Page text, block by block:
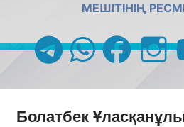
МЕШІТІНІҢ
telegramwhatsappfacebook
Болатбек